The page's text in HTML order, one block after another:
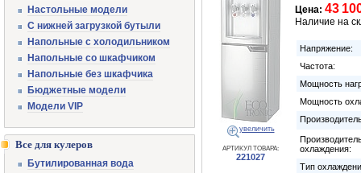
увеличить
АРТИКУЛ ТОВАРА:
221027
Цена: 43
Наличие на
Напряжение:
Частота:
Мощность
Мощность
охлаждения:
Тип
Настольные модели
С нижней загрузкой бутыли
Напольные с холодильником
Напольные со шкафчиком
Напольные без шкафчика
Бюджетные модели
Модели VIP
Все для кулеров
Бутилированная вода